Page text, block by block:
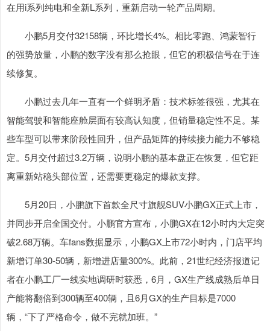
在用i系列纯电和全新L系列，重新启动一轮产品周期。
小鹏5月交付32158辆，环比增长4%。相比零跑、鸿蒙智行
的强势放量，小鹏的数字没有那么抢眼，但它的积极信号在于连
续修复。
小鹏过去几年一直有一个鲜明矛盾：技术标签很强，尤其在
智能驾驶和智能座舱层面有较高认知度，但销量稳定性不足。某
些车型可以带来阶段性回升，但产品矩阵的持续接力能力不够稳
定。5月交付超过3.2万辆，说明小鹏的基本盘正在恢复，但它距
离重新站稳头部位置，还需要更稳定的爆款支撑。
5月20日，小鹏旗下首款全尺寸旗舰SUV小鹏GX正式上市，
并同步开启全国交付。小鹏官方宣布，小鹏GX在12小时内大定突
破2.68万辆。车fans数据显示，小鹏GX上市72小时内，门店平均
新增订单30-50辆，新增进店量300%。此前，21世纪经济报道记
者在小鹏工厂一线实地调研时获悉，6月，GX生产线成熟后单日
产能将翻倍到300辆至400辆，且6月GX的生产目标是7000
辆，“下了严格命令，做不完就加班。”